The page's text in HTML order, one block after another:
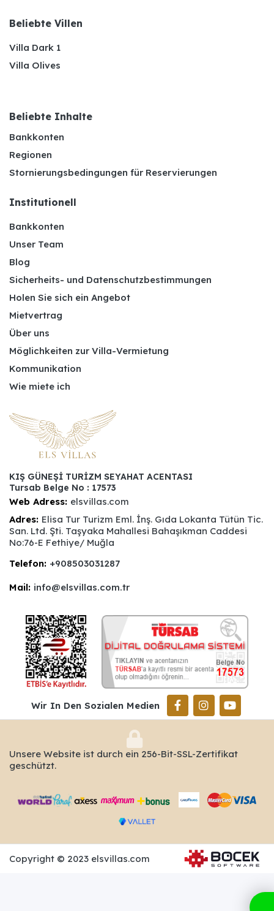
Beliebte Villen
Villa Dark 1
Villa Olives
Beliebte Inhalte
Bankkonten
Regionen
Stornierungsbedingungen für Reservierungen
Institutionell
Bankkonten
Unser Team
Blog
Sicherheits- und Datenschutzbestimmungen
Holen Sie sich ein Angebot
Mietvertrag
Über uns
Möglichkeiten zur Villa-Vermietung
Kommunikation
Wie miete ich
KIŞ GÜNEŞİ TURİZM SEYAHAT ACENTASI
Tursab Belge No : 17573
Web Adress: elsvillas.com
Adres: Elisa Tur Turizm Eml. İnş. Gıda Lokanta Tütün Tic.
San. Ltd. Şti. Taşyaka Mahallesi Bahaşıkman Caddesi
No:76-E Fethiye/ Muğla
Telefon: +908503031287
Mail: info@elsvillas.com.tr
Wir In Den Sozialen Medien
Unsere Website ist durch ein 256-Bit-SSL-Zertifikat
geschützt.
Copyright © 2023 elsvillas.com